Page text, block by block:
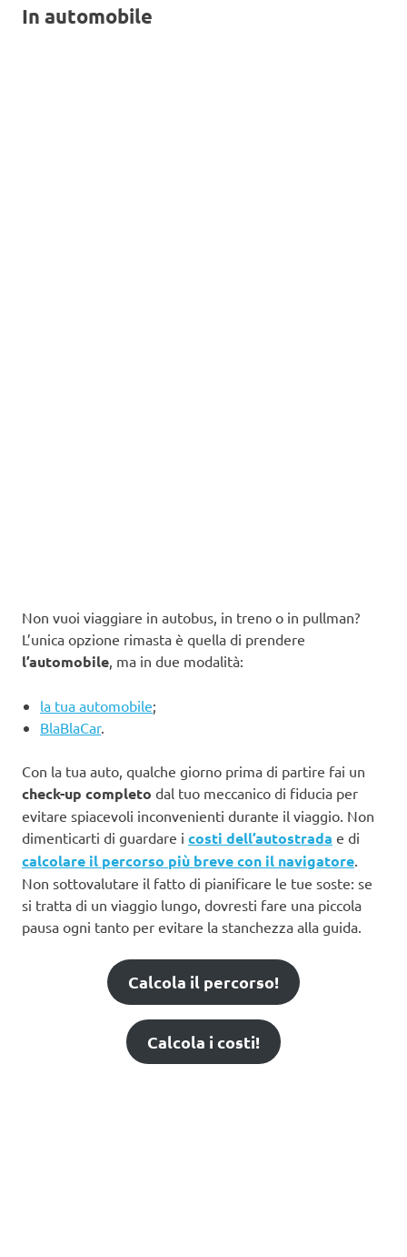
In automobile
Non vuoi viaggiare in autobus, in treno o in pullman?
L’unica opzione rimasta è quella di prendere
l’automobile, ma in due modalità:
la tua automobile;
BlaBlaCar.
Con la tua auto, qualche giorno prima di partire fai un
check-up completo dal tuo meccanico di fiducia per
evitare spiacevoli inconvenienti durante il viaggio. Non
dimenticarti di guardare i costi dell’autostrada e di
calcolare il percorso più breve con il navigatore.
Non sottovalutare il fatto di pianificare le tue soste: se
si tratta di un viaggio lungo, dovresti fare una piccola
pausa ogni tanto per evitare la stanchezza alla guida.
Calcola il percorso!
Calcola i costi!